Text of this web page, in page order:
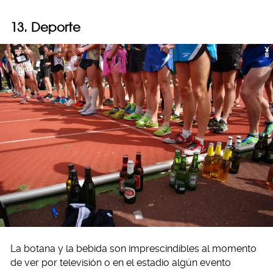
13. Deporte
La botana y la bebida son imprescindibles al momento
de ver por televisión o en el estadio algún evento